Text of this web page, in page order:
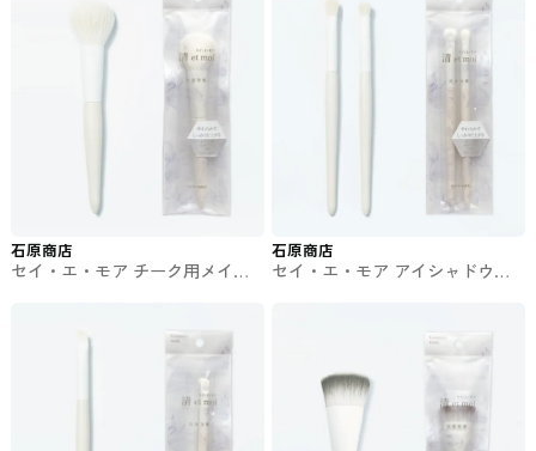
石原商店
セイ・エ・モア チーク用メイク
石原商店
セイ・エ・モア アイシャドウ用